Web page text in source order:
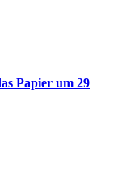
Papier um 29